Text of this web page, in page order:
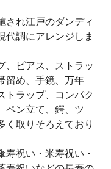
され江戸のダンディ
代調にアレンジしま
、ピアス、ストラッ
留め、手鏡、万年
トラップ、コンパク
ペン立て、鍔、ツ
く取りそろえており
寿祝い・米寿祝い・